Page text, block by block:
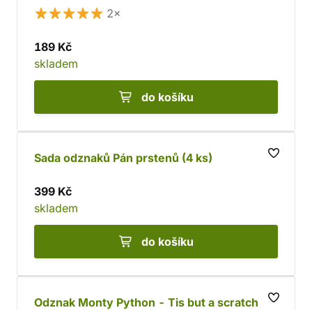
2×
189 Kč
skladem
do košíku
Sada odznaků Pán prstenů (4 ks)
399 Kč
skladem
do košíku
Odznak Monty Python - Tis but a scratch